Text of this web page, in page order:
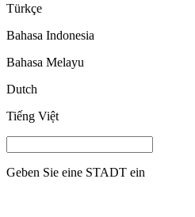
Türkçe
Bahasa Indonesia
Bahasa Melayu
Dutch
Tiếng Việt
Geben Sie eine STADT ein